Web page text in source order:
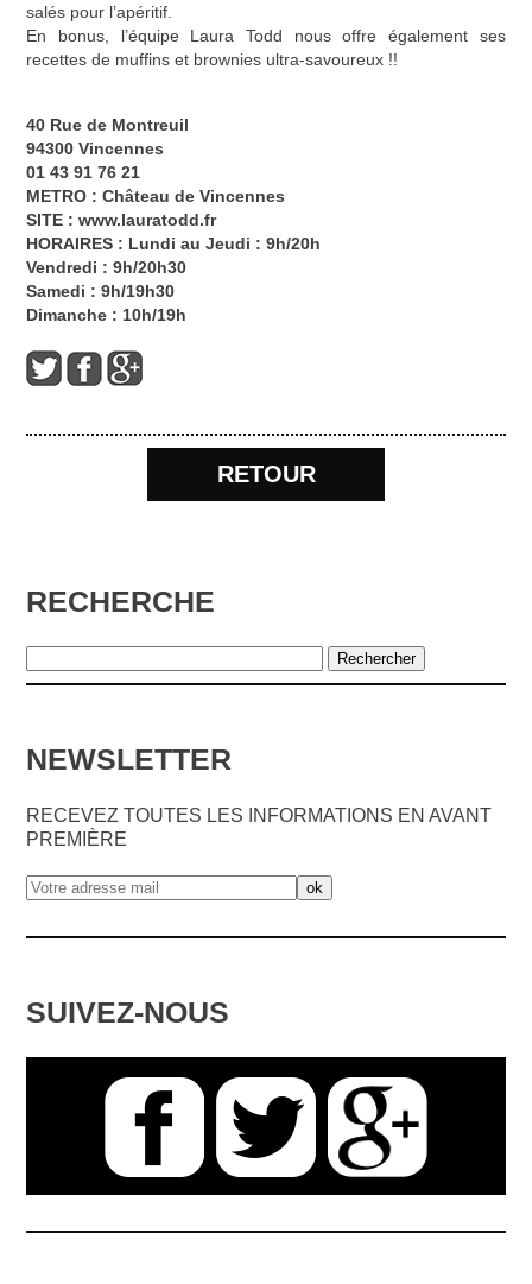
salés pour l’apéritif.
En bonus, l’équipe Laura Todd nous offre également ses
recettes de muffins et brownies ultra-savoureux !!
40 Rue de Montreuil
94300 Vincennes
01 43 91 76 21
METRO : Château de Vincennes
SITE :www.lauratodd.fr
HORAIRES : Lundi au Jeudi : 9h/20h
Vendredi : 9h/20h30
Samedi : 9h/19h30
Dimanche : 10h/19h
RETOUR
RECHERCHE
NEWSLETTER
RECEVEZ TOUTES LES INFORMATIONS EN AVANT
PREMIÈRE
SUIVEZ-NOUS